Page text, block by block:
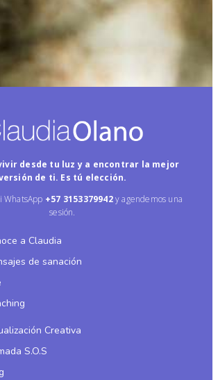
desde tu luz y a encontrar la mejor
de ti. Es tú elección.
WhatsApp +57 3153379942y agendemos una
sesión.
a Claudia
de sanación
Creativa
S.O.S